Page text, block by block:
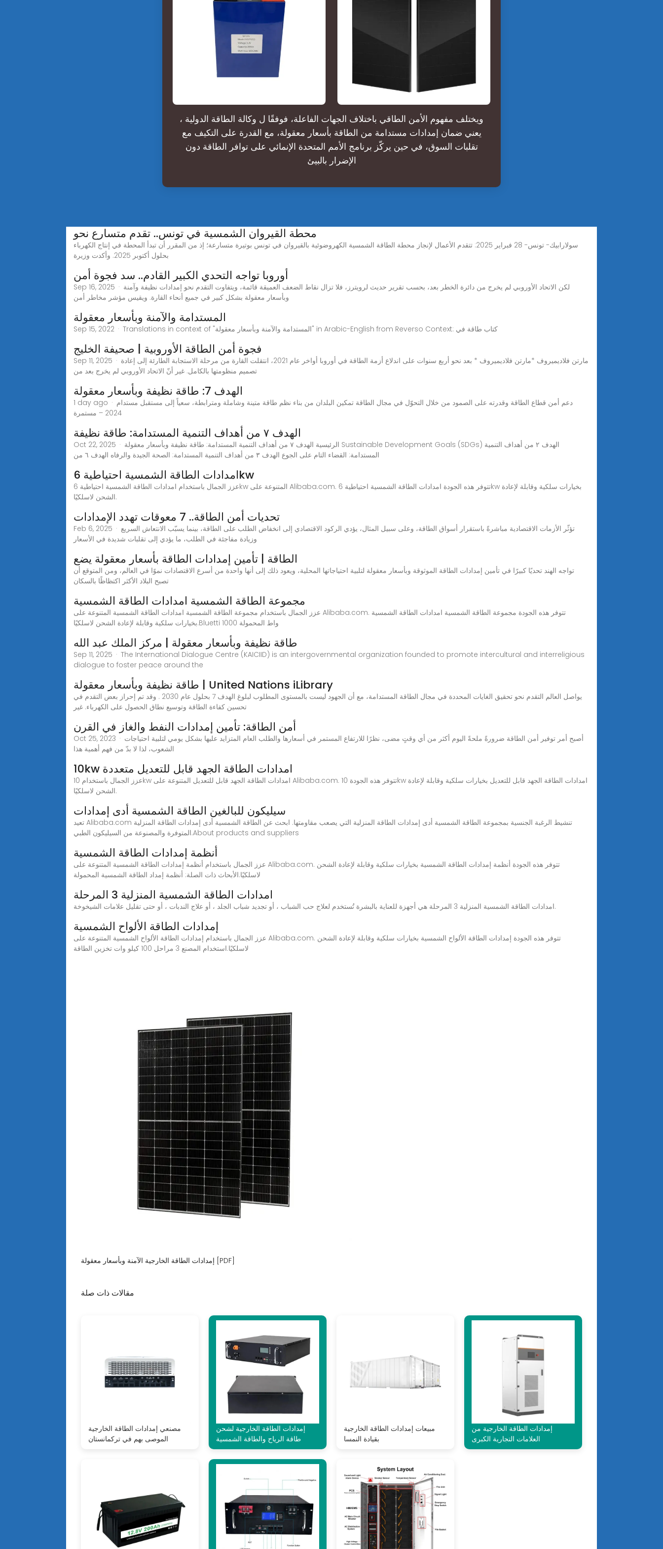
ويختلف مفهوم الأمن الطاقي باختلاف الجهات الفاعلة، فوفقًا ل وكالة الطاقة الدولية ،
يعني ضمان إمدادات مستدامة من الطاقة بأسعار معقولة، مع القدرة على التكيف مع
تقلبات السوق، في حين يركّز برنامج الأمم المتحدة الإنمائي على توافر الطاقة دون
الإضرار بالبيئ
محطة القيروان الشمسية في تونس.. تقدم متسارع نحو
سولارابيك- تونس- 28 فبراير 2025: تتقدم الأعمال لإنجاز محطة الطاقة الشمسية الكهروضوئية بالقيروان في تونس بوتيرة متسارعة؛ إذ من المقرر أن تبدأ المحطة في إنتاج الكهرباء
بحلول أكتوبر 2025. وأكدت وزيرة
أوروبا تواجه التحدي الكبير القادم.. سد فجوة أمن
Sep 16, 2025 · لكن الاتحاد الأوروبي لم يخرج من دائرة الخطر بعد، بحسب تقرير حديث لرويترز، فلا تزال نقاط الضعف العميقة قائمة، ويتفاوت التقدم نحو إمدادات نظيفة وآمنة
وبأسعار معقولة بشكل كبير في جميع أنحاء القارة. ويقيس مؤشر مخاطر أمن
المستدامة والآمنة وبأسعار معقولة
Sep 15, 2022 · Translations in context of "المستدامة والآمنة وبأسعار معقولة" in Arabic-English from Reverso Context: كتاب طاقة في
فجوة أمن الطاقة الأوروبية | صحيفة الخليج
Sep 11, 2025 · مارتن فلاديميروف *مارتن فلاديميروف * بعد نحو أربع سنوات على اندلاع أزمة الطاقة في أوروبا أواخر عام 2021، انتقلت القارة من مرحلة الاستجابة الطارئة إلى إعادة
تصميم منظومتها بالكامل. غير أنّ الاتحاد الأوروبي لم يخرج بعد من
الهدف 7: طاقة نظيفة وبأسعار معقولة
1 day ago · دعم أمن قطاع الطاقة وقدرته على الصمود من خلال التحوّل في مجال الطاقة تمكين البلدان من بناء نظم طاقة متينة وشاملة ومترابطة، سعياً إلى مستقبل مستدام
2024 – مستمرة
الهدف ٧ من أهداف التنمية المستدامة: طاقة نظيفة
Oct 22, 2025 · الرئيسية الهدف ٧ من أهداف التنمية المستدامة: طاقة نظيفة وبأسعار معقولة Sustainable Development Goals (SDGs) الهدف ٢ من أهداف التنمية
المستدامة: القضاء التام على الجوع الهدف ٣ من أهداف التنمية المستدامة: الصحة الجيدة والرفاه الهدف ٦ من
امدادات الطاقة الشمسية احتياطية 6kw
عزز الجمال باستخدام امدادات الطاقة الشمسية احتياطية 6kw المتنوعة على Alibaba.com. تتوفر هذه الجودة امدادات الطاقة الشمسية احتياطية 6kw بخيارات سلكية وقابلة لإعادة
الشحن لاسلكيًا.
تحديات أمن الطاقة.. 7 معوقات تهدد الإمدادات
Feb 6, 2025 · تؤثّر الأزمات الاقتصادية مباشرةً باستقرار أسواق الطاقة، وعلى سبيل المثال، يؤدي الركود الاقتصادي إلى انخفاض الطلب على الطاقة، بينما يسبّب الانتعاش السريع
وزيادة مفاجئة في الطلب، ما يؤدي إلى تقلبات شديدة في الأسعار
الطاقة | تأمين إمدادات الطاقة بأسعار معقولة يضع
تواجه الهند تحديًا كبيرًا في تأمين إمدادات الطاقة الموثوقة وبأسعار معقولة لتلبية احتياجاتها المحلية، ويعود ذلك إلى أنها واحدة من أسرع الاقتصادات نموًا في العالم، ومن المتوقع أن
تصبح البلاد الأكثر اكتظاظًا بالسكان
مجموعة الطاقة الشمسية امدادات الطاقة الشمسية
عزز الجمال باستخدام مجموعة الطاقة الشمسية امدادات الطاقة الشمسية المتنوعة على Alibaba.com. تتوفر هذه الجودة مجموعة الطاقة الشمسية امدادات الطاقة الشمسية
بخيارات سلكية وقابلة لإعادة الشحن لاسلكيًا.Bluetti 1000 واط المحمولة
طاقة نظيفة وبأسعار معقولة | مركز الملك عبد الله
Sep 11, 2025 · The International Dialogue Centre (KAICIID) is an intergovernmental organization founded to promote intercultural and interreligious
dialogue to foster peace around the
طاقة نظيفة وبأسعار معقولة | United Nations iLibrary
يواصل العالم التقدم نحو تحقيق الغايات المحددة في مجال الطاقة المستدامة، مع أن الجهود ليست بالمستوى المطلوب لبلوغ الهدف 7 بحلول عام 2030 . وقد تم إحراز بعض التقدم في
تحسين كفاءة الطاقة وتوسيع نطاق الحصول على الكهرباء. غير
أمن الطاقة: تأمين إمدادات النفط والغاز في القرن
Oct 25, 2023 · أصبح أمر توفير أمن الطاقة ضرورةً ملحةً اليوم أكثر من أي وقتٍ مضى، نظرًا للارتفاع المستمر في أسعارها والطلب العام المتزايد عليها بشكل يومي لتلبية احتياجات
الشعوب، لذا لا بدّ من فهم أهمية هذا
10kw امدادات الطاقة الجهد قابل للتعديل متعددة
عزز الجمال باستخدام 10kw امدادات الطاقة الجهد قابل للتعديل المتنوعة على Alibaba.com. تتوفر هذه الجودة 10kw امدادات الطاقة الجهد قابل للتعديل بخيارات سلكية وقابلة لإعادة
الشحن لاسلكيًا.
سيليكون للبالغين الطاقة الشمسية أدى إمدادات
تعيد Alibaba.com تنشيط الرغبة الجنسية بمجموعة الطاقة الشمسية أدى إمدادات الطاقة المنزلية التي يصعب مقاومتها. ابحث عن الطاقة الشمسية أدى إمدادات الطاقة المنزلية
المتوفرة والمصنوعة من السيليكون الطبي.About products and suppliers
أنظمة إمدادات الطاقة الشمسية
عزز الجمال باستخدام أنظمة إمدادات الطاقة الشمسية المتنوعة على Alibaba.com. تتوفر هذه الجودة أنظمة إمدادات الطاقة الشمسية بخيارات سلكية وقابلة لإعادة الشحن
لاسلكيًا.الأبحاث ذات الصلة: أنظمة إمداد الطاقة الشمسية المحمولة
امدادات الطاقة الشمسية المنزلية 3 المرحلة
امدادات الطاقة الشمسية المنزلية 3 المرحلة هي أجهزة للعناية بالبشرة تُستخدم لعلاج حب الشباب ، أو تجديد شباب الجلد ، أو علاج الندبات ، أو حتى تقليل علامات الشيخوخة.
إمدادات الطاقة الألواح الشمسية
عزز الجمال باستخدام إمدادات الطاقة الألواح الشمسية المتنوعة على Alibaba.com. تتوفر هذه الجودة إمدادات الطاقة الألواح الشمسية بخيارات سلكية وقابلة لإعادة الشحن
لاسلكيًا.استخدام المصنع 3 مراحل 100 كيلو وات تخزين الطاقة
إمدادات الطاقة الخارجية الآمنة وبأسعار معقولة [PDF]
مقالات ذات صلة
مصنعي إمدادات الطاقة الخارجية
الموصى بهم في تركمانستان
إمدادات الطاقة الخارجية لشحن
طاقة الرياح والطاقة الشمسية
مبيعات إمدادات الطاقة الخارجية
بقيادة النمسا
إمدادات الطاقة الخارجية من
العلامات التجارية الكبرى